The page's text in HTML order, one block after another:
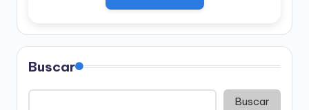
Buscar
Buscar